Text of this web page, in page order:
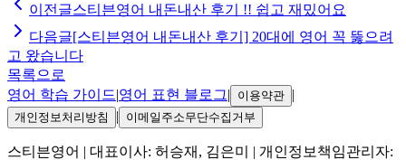
이전글스티븐영어 내돈내산 후기 !! 쉽고 재밌어요
다음글[스티븐영어 내돈내산 후기] 20대에 영어 꼭 뚫으려
고 왔습니다
목록으로
영어 학습 가이드|영어 표현 블로그| 이용약관 |
개인정보처리방침 | 이메일주소무단수집거부
스티븐영어 | 대표이사: 허승재, 김은미
| 개인정보책임관리자: